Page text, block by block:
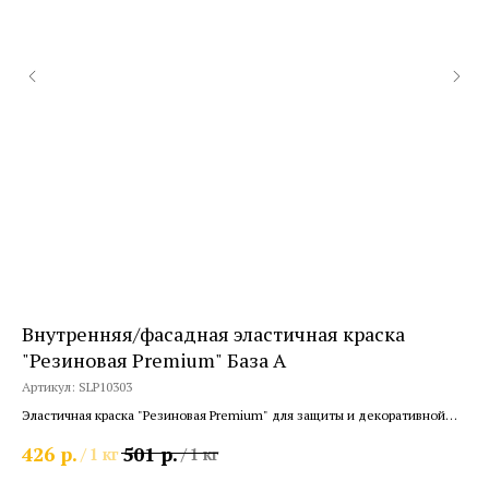
Внутренняя/фасадная эластичная краска
"Резиновая Premium" База А
Артикул: SLP10303
Эластичная краска "Резиновая Premium" для защиты и декоративной
Матовая.
426 р. / 1 кг501 р./1 кг